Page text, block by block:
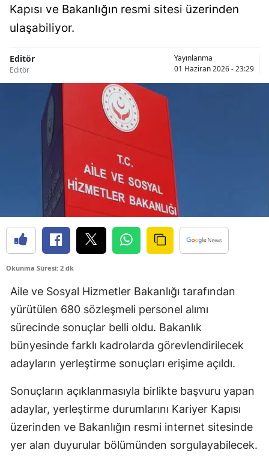
Kapısı ve Bakanlığın resmi sitesi üzerinden
ulaşabiliyor.
Editör
Editör
Yayınlanma
01 Haziran 2026 - 23:29
Okunma Süresi: 2 dk
Aile ve Sosyal Hizmetler Bakanlığı tarafından
yürütülen 680 sözleşmeli personel alımı
sürecinde sonuçlar belli oldu. Bakanlık
bünyesinde farklı kadrolarda görevlendirilecek
adayların yerleştirme sonuçları erişime açıldı.
Sonuçların açıklanmasıyla birlikte başvuru yapan
adaylar, yerleştirme durumlarını Kariyer Kapısı
üzerinden ve Bakanlığın resmi internet sitesinde
yer alan duyurular bölümünden sorgulayabilecek.